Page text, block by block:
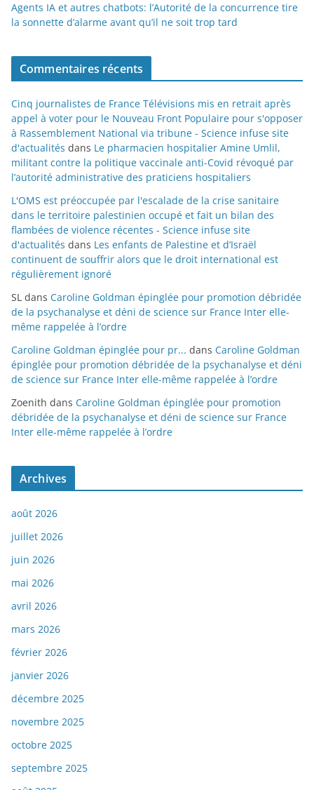
Agents IA et autres chatbots: l’Autorité de la concurrence tire
la sonnette d’alarme avant qu’il ne soit trop tard
Commentaires récents
Cinq journalistes de France Télévisions mis en retrait après
appel à voter pour le Nouveau Front Populaire pour s'opposer
à Rassemblement National via tribune - Science infuse site
d'actualités dans Le pharmacien hospitalier Amine Umlil,
militant contre la politique vaccinale anti-Covid révoqué par
l’autorité administrative des praticiens hospitaliers
L'OMS est préoccupée par l'escalade de la crise sanitaire
dans le territoire palestinien occupé et fait un bilan des
flambées de violence récentes - Science infuse site
d'actualités dans Les enfants de Palestine et d’Israël
continuent de souffrir alors que le droit international est
régulièrement ignoré
SL dans Caroline Goldman épinglée pour promotion débridée
de la psychanalyse et déni de science sur France Inter elle-
même rappelée à l’ordre
Caroline Goldman épinglée pour pr... dans Caroline Goldman
épinglée pour promotion débridée de la psychanalyse et déni
de science sur France Inter elle-même rappelée à l’ordre
Zoenith dans Caroline Goldman épinglée pour promotion
débridée de la psychanalyse et déni de science sur France
Inter elle-même rappelée à l’ordre
Archives
août 2026
juillet 2026
juin 2026
mai 2026
avril 2026
mars 2026
février 2026
janvier 2026
décembre 2025
novembre 2025
octobre 2025
septembre 2025